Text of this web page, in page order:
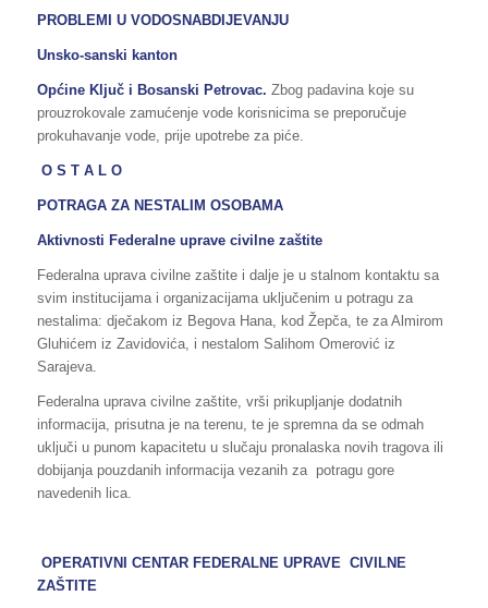
PROBLEMI U VODOSNABDIJEVANJU
Unsko-sanski kanton
Općine Ključ i Bosanski Petrovac. Zbog padavina koje su
prouzrokovale zamućenje vode korisnicima se preporučuje
prokuhavanje vode, prije upotrebe za piće.
O S T A L O
POTRAGA ZA NESTALIM OSOBAMA
Aktivnosti Federalne uprave civilne zaštite
Federalna uprava civilne zaštite i dalje je u stalnom kontaktu sa
svim institucijama i organizacijama uključenim u potragu za
nestalima: dječakom iz Begova Hana, kod Žepča, te za Almirom
Gluhićem iz Zavidovića, i nestalom Salihom Omerović iz
Sarajeva.
Federalna uprava civilne zaštite, vrši prikupljanje dodatnih
informacija, prisutna je na terenu, te je spremna da se odmah
uključi u punom kapacitetu u slučaju pronalaska novih tragova ili
dobijanja pouzdanih informacija vezanih za potragu gore
navedenih lica.
OPERATIVNI CENTAR FEDERALNE UPRAVE CIVILNE
ZAŠTITE